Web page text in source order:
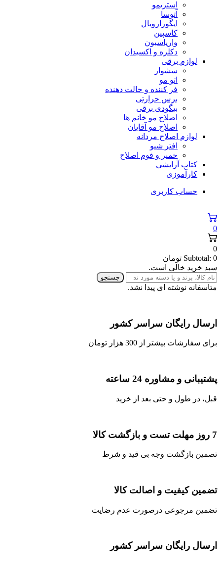
استریمو
آتوسا
ایگورارویال
کاسپین
واریاسیون
دکلره و اکسیدان
لوازم برقی
سشوار
اتو مو
فر کننده و حالت دهنده
برس حرارتی
بیگودی برقی
اصلاح مو خانم ها
اصلاح مو آقایان
لوازم اصلاح مردانه
افتر شیو
خمیر و فوم اصلاح
کتاب آرایشی
کارآموزی
حساب کاربری
0
0
Subtotal: 0
تومان
سبد خرید خالی است.
جستجو
متاسفانه نوشته ای پیدا نشد.
ارسال رایگان سراسر کشور
برای سفارشات بیشتر از 300 هزار تومان
پشتیبانی و مشاوره 24 ساعته
قبل، در طول و حتی بعد از خرید
7 روز مهلت تست و بازگشت کالا
تصمین بازگشت وجه بی قید و شرط
تضمین کیفیت و اصالت کالا
تضمین مرجوعی درصورت عدم رضایت
ارسال رایگان سراسر کشور